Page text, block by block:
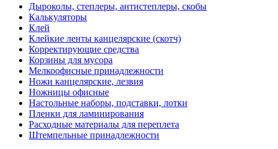
Дыроколы, степлеры, антистеплеры, скобы
Калькуляторы
Клей
Клейкие ленты канцелярские (скотч)
Корректирующие средства
Корзины для мусора
Мелкоофисные принадлежности
Ножи канцелярские, лезвия
Ножницы офисные
Настольные наборы, подставки, лотки
Пленки для ламинирования
Расходные материалы для переплета
Штемпельные принадлежности